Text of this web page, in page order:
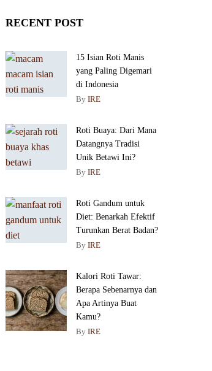
RECENT POST
15 Isian Roti Manis
yang Paling Digemari
di Indonesia
By IRE
Roti Buaya: Dari Mana
Datangnya Tradisi
Unik Betawi Ini?
By IRE
Roti Gandum untuk
Diet: Benarkah Efektif
Turunkan Berat Badan?
By IRE
Kalori Roti Tawar:
Berapa Sebenarnya dan
Apa Artinya Buat
Kamu?
By IRE